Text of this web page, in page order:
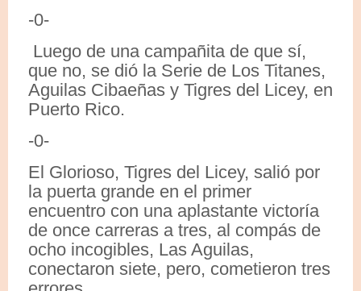
-0-
Luego de una campañita de que sí,
que no, se dió la Serie de Los Titanes,
Aguilas Cibaeñas y Tigres del Licey, en
Puerto Rico.
-0-
El Glorioso, Tigres del Licey, salió por
la puerta grande en el primer
encuentro con una aplastante victoría
de once carreras a tres, al compás de
ocho incogibles, Las Aguilas,
conectaron siete, pero, cometieron tres